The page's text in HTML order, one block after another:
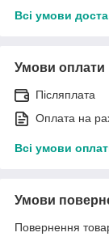
Всі умови
Умови оплати
Післяплата
Оплата на
Всі умови
Умови
Повернення